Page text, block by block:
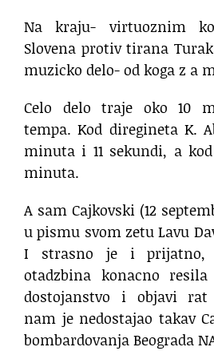
Na kraju- virtuoznim
Slovena protiv tirana
muzicko delo- od koga z a
Celo delo traje oko 10
tempa. Kod diregineta K.
minuta i 11 sekundi, a
minuta.
A sam Cajkovski (12
u pismu svom zetu Lavu
I strasno je i prijatno,
otadzbina konacno
dostojanstvo i objavi rat
nam je nedostajao takav
bombardovanja Beograda